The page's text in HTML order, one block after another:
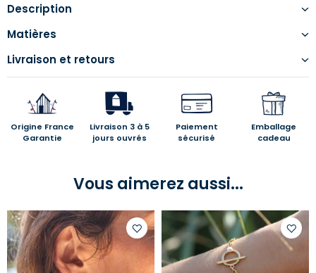
Description
Matières
Livraison et retours
Origine France
Garantie
Livraison 3 à 5
jours ouvrés
Paiement
sécurisé
Emballage
cadeau
Vous aimerez aussi...
Ajouter
à